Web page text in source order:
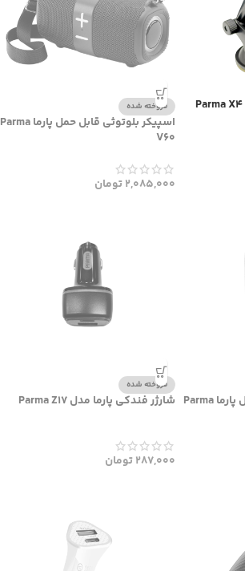
فروخته شده
اسپیکر بلوتوثی قابل حمل پارما Parma
V60
2,085,000تومان
اسپیکر بلوتوثی قابل حمل پارما Parma
فروخته شده
شارژر فندکی پارما مدل Parma Z17
287,000تومان